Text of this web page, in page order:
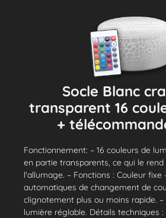
Socle Blanc
transparent 16
+
Fonctionnement: – 16 couleurs de
en partie transparents, ce qui le
l'allumage. – Fonctions : Couleur fixe
automatiques de changement de
clignotement plus ou moins rapide.
lumière réglable. Détails techniques